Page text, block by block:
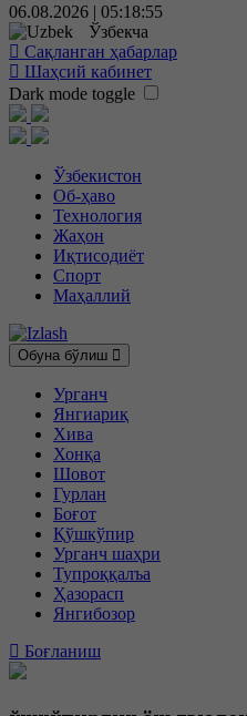
06.08.2026 | 05:18:56
Ўзбекча
Сақланган ҳабарлар
Шаҳсий кабинет
Dark mode toggle
Ўзбекистон
Об-ҳаво
Технология
Жаҳон
Иқтисодиёт
Спорт
Маҳаллий
Обуна бўлиш
Урганч
Янгиариқ
Хива
Хонқа
Шовот
Гурлан
Боғот
Қўшкўпир
Урганч шаҳри
Тупроққалъа
Ҳазорасп
Янгибозор
Боғланиш